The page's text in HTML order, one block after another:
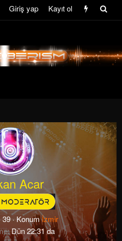
Giriş yap Kayıt ol
Acar
39 · Konumİzmir
Dün 22:31 da